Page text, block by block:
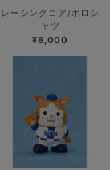
レーシングコア/ポロシ
ャツ
¥8,000